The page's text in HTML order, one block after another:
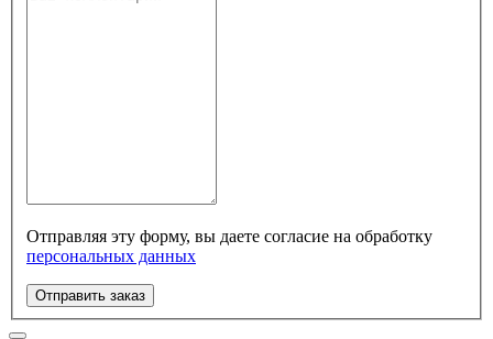
Отправляя эту форму, вы даете согласие на обработку
персональных данных
Отправить заказ